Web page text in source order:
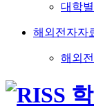
대학
해외전자자
해외